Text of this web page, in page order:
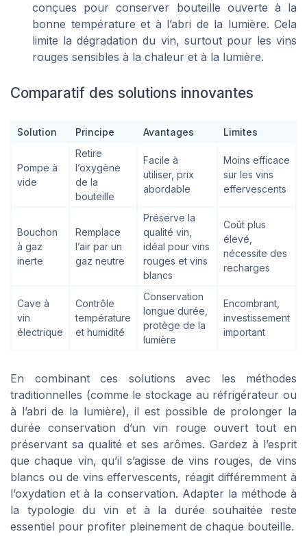
conçues pour conserver bouteille ouverte à la
bonne température et à l’abri de la lumière. Cela
limite la dégradation du vin, surtout pour les vins
rouges sensibles à la chaleur et à la lumière.
Comparatif des solutions innovantes
Solution Principe Avantages Limites
Pompe à
vide
Retire
l’oxygène
de la
bouteille
Facile à
utiliser, prix
abordable
Moins efficace
sur les vins
effervescents
Bouchon
à gaz
inerte
Remplace
l’air par un
gaz neutre
Préserve la
qualité vin,
idéal pour vins
rouges et vins
blancs
Coût plus
élevé,
nécessite des
recharges
Cave à
vin
électrique
Contrôle
température
et humidité
Conservation
longue durée,
protège de la
lumière
Encombrant,
investissement
important
En combinant ces solutions avec les méthodes
traditionnelles (comme le stockage au réfrigérateur ou
à l’abri de la lumière), il est possible de prolonger la
durée conservation d’un vin rouge ouvert tout en
préservant sa qualité et ses arômes. Gardez à l’esprit
que chaque vin, qu’il s’agisse de vins rouges, de vins
blancs ou de vins effervescents, réagit différemment à
l’oxydation et à la conservation. Adapter la méthode à
la typologie du vin et à la durée souhaitée reste
essentiel pour profiter pleinement de chaque bouteille.